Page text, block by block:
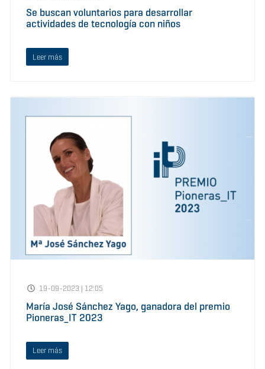
Se buscan voluntarios para desarrollar
actividades de tecnología con niños
Leer más
19-09-2023 | 12:05
María José Sánchez Yago, ganadora del premio
Pioneras_IT 2023
Leer más